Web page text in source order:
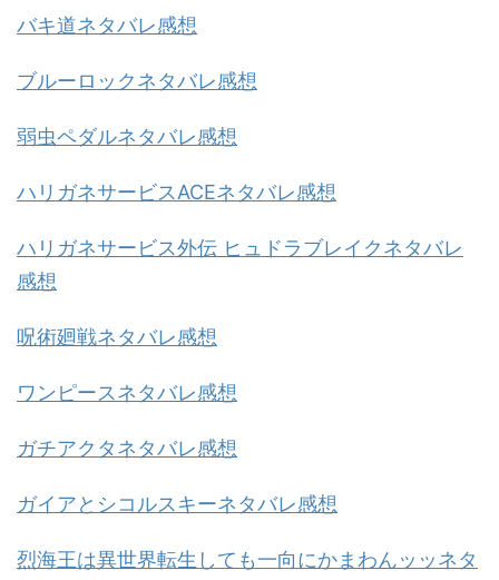
バキ道ネタバレ感想
ブルーロックネタバレ感想
弱虫ペダルネタバレ感想
ハリガネサービスACEネタバレ感想
ハリガネサービス外伝 ヒュドラブレイクネタバレ
感想
呪術廻戦ネタバレ感想
ワンピースネタバレ感想
ガチアクタネタバレ感想
ガイアとシコルスキーネタバレ感想
烈海王は異世界転生しても一向にかまわんッッネタ